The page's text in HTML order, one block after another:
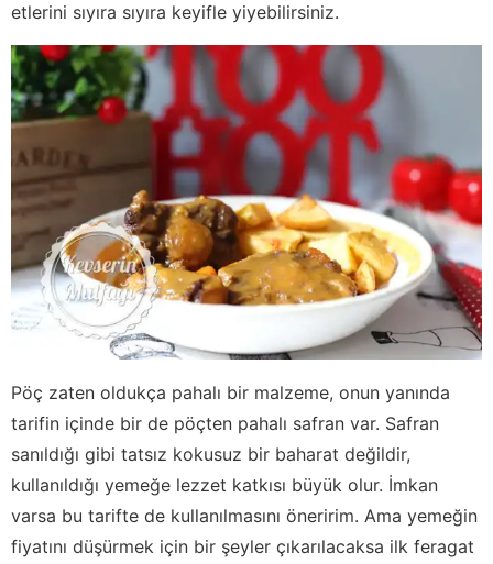
etlerini sıyıra sıyıra keyifle yiyebilirsiniz.
Pöç zaten oldukça pahalı bir malzeme, onun yanında
tarifin içinde bir de pöçten pahalı safran var. Safran
sanıldığı gibi tatsız kokusuz bir baharat değildir,
kullanıldığı yemeğe lezzet katkısı büyük olur. İmkan
varsa bu tarifte de kullanılmasını öneririm. Ama yemeğin
fiyatını düşürmek için bir şeyler çıkarılacaksa ilk feragat